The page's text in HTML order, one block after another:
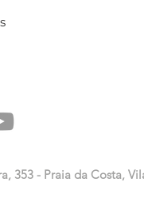
353 - Praia da Costa,